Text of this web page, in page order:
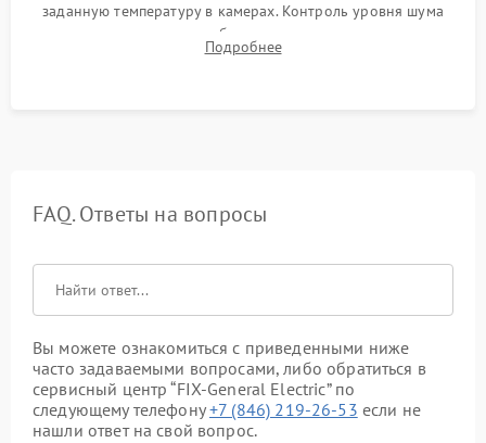
заданную температуру в камерах. Контроль уровня шума
компрессора, отсутствия обмерзания стенок и корректного
срабатывания системы автоматической оттайки.
Подробнее
FAQ. Ответы на вопросы
Вы можете ознакомиться с приведенными ниже
часто задаваемыми вопросами, либо обратиться в
сервисный центр “FIX-General Electric” по
следующему телефону+7 (846) 219-26-53 если не
нашли ответ на свой вопрос.